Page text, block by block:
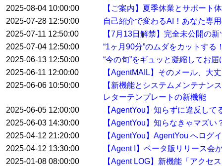
2025-08-04 10:00:00
【ご案内】夏季休業とサポート
2025-07-28 12:50:00
自己紹介で変わるAI！あなた専
2025-07-11 12:50:00
【7月13日解禁】完全未公開の
2025-07-04 12:50:00
“1ヶ月90分”のムダをカットす
2025-06-13 12:50:00
“今の旬”をギュッと凝縮してお
2025-06-11 12:00:00
【AgentMAIL】そのメール、大
2025-06-06 10:50:00
【新機能とシステムメンテナン
レターテンプレートの新機能
2025-06-05 12:00:00
【AgentYou】知らずに違反し
2025-06-03 14:30:00
【AgentYou】知らなきゃマズ
2025-04-12 21:20:00
【AgentYou】AgentYou へログ
2025-04-12 13:30:00
【Agent I】ベータ版リリース会
2025-01-08 08:00:00
【Agent LOG】新機能「アクセ